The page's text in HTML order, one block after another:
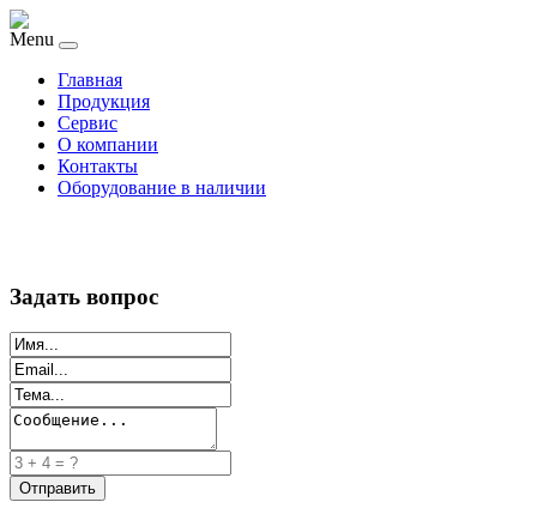
Menu
Главная
Продукция
Сервис
О компании
Контакты
Оборудование в наличии
Задать вопрос